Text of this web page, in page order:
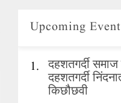
Upcoming
1. दहशतगर्दी
दहशतगर्दी
किछौछवी